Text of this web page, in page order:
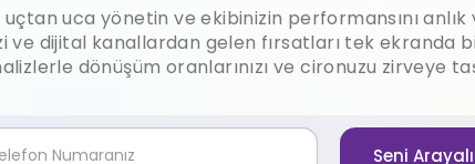
uçtan uca yönetin ve ekibinizin performansını
ve dijital kanallardan gelen fırsatları tek ekranda
dönüşüm oranlarınızı ve cironuzu zirveye